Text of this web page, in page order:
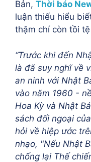
Bản, Thời báo
luận thiếu hiểu
thậm chí còn tồi
“Trước khi đến
là đã suy nghĩ về
an ninh với Nhật
vào năm 1960 -
Hoa Kỳ và Nhật
sách đối ngoại
hỏi về hiệp ước
nhạo, "Nếu Nhật
chống lại Thế